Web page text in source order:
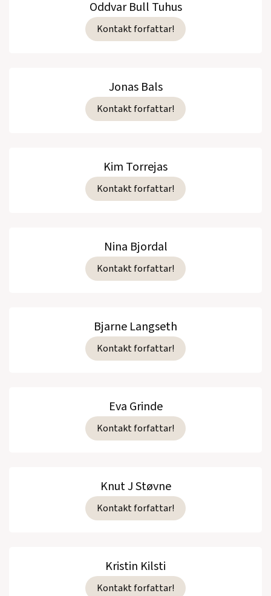
Oddvar Bull Tuhus
Kontakt forfattar!
Jonas Bals
Kontakt forfattar!
Kim Torrejas
Kontakt forfattar!
Nina Bjordal
Kontakt forfattar!
Bjarne Langseth
Kontakt forfattar!
Eva Grinde
Kontakt forfattar!
Knut J Støvne
Kontakt forfattar!
Kristin Kilsti
Kontakt forfattar!